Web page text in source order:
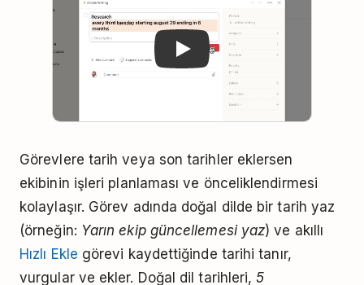
Görevlere tarih veya son tarihler eklersen
ekibinin işleri planlaması ve önceliklendirmesi
kolaylaşır. Görev adında doğal dilde bir tarih yaz
(örneğin: Yarın ekip güncellemesi yaz) ve akıllı
Hızlı Ekle görevi kaydettiğinde tarihi tanır,
vurgular ve ekler. Doğal dil tarihleri,5